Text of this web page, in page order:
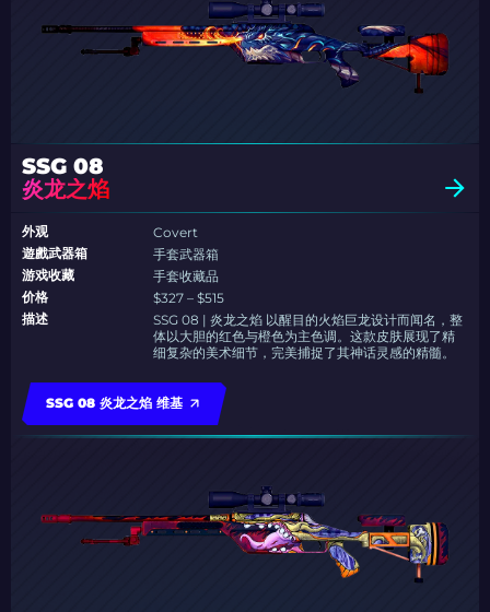
SSG 08
炎龙之焰
外观
Covert
遊戲武器箱
手套武器箱
游戏收藏
手套收藏品
价格
$327 – $515
描述
SSG 08 | 炎龙之焰 以醒目的火焰巨龙设计而闻名，整
体以大胆的红色与橙色为主色调。这款皮肤展现了精
细复杂的美术细节，完美捕捉了其神话灵感的精髓。
SSG 08 炎龙之焰 维基